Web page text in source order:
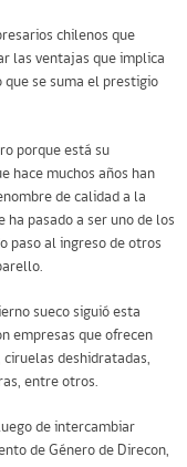
chilenos que
las ventajas que implica
que se suma el prestigio
porque está su
hace muchos años han
de calidad a la
pasado a ser uno de los
paso al ingreso de otros
sueco siguió esta
empresas que ofrecen
deshidratadas,
entre otros.
de intercambiar
de Género de Direcon,